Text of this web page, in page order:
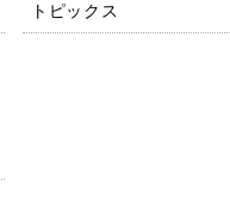
トピックス